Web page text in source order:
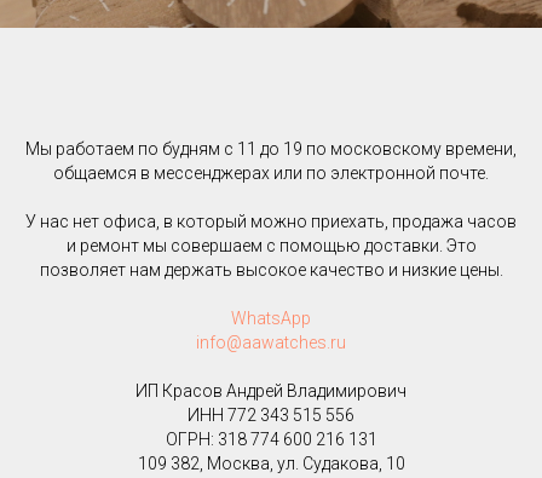
Мы работаем по будням с 11 до 19 по московскому времени,
общаемся в мессенджерах или по электронной почте.
У нас нет офиса, в который можно приехать, продажа часов
и ремонт мы совершаем с помощью доставки. Это
позволяет нам держать высокое качество и низкие цены.
WhatsApp
info@aawatches.ru
ИП Красов Андрей Владимирович
ИНН 772 343 515 556
ОГРН: 318 774 600 216 131
109 382, Москва, ул. Судакова, 10